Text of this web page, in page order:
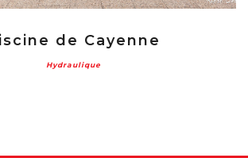
de Cayenne
Hydraulique